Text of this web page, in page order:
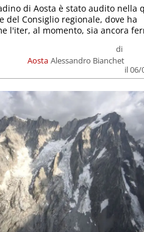
Aosta
di
Alessandro Bianchet
il 06/
di Aosta è stato audito nella
del Consiglio regionale, dove ha
l'iter, al momento, sia ancora